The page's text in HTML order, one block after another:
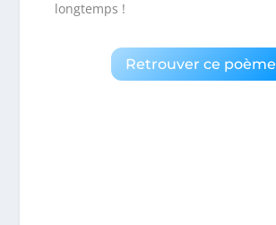
longtemps !
Retrouver ce poème